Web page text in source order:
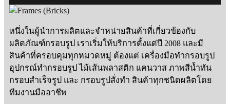
หนึ่งในผู้นำการผลิตและจำหน่ายสินค้าที่เกี่ยวข้องกับ
ผลิตภัณฑ์กรอบรูป เราเริ่มให้บริการตั้งแต่ปี 2008 และมี
สินค้าที่ครอบคุมทุกหมวดหมู่ ต้องแต่ เครื่องมือทำกรอบรูป
อุปกรณ์ทำกรอบรูป ไม้เส้นพลาสติก แคนวาส ภาพสีน้ำทัน
กรอบสำเร็จรูป และ กรอบรูปสั่งทำ สินค้าทุกชนิดผลิตโดย
ทีมงานมืออาชีพ